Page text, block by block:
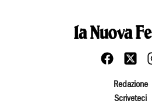
Redazione
Scriveteci